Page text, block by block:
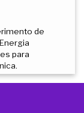
de
para